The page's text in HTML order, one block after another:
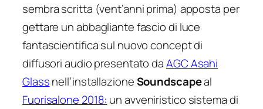
sembra scritta (vent’anni prima) apposta per
gettare un abbagliante fascio di luce
fantascientifica sul nuovo concept di
diffusori audio presentato daAGC Asahi
Glassnell’installazioneSoundscapeal
Fuorisalone 2018: un avveniristico sistema di